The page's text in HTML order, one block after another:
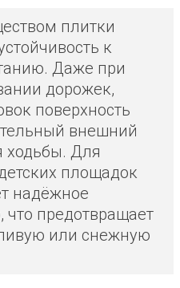
плитки
к
Даже при
дорожек,
поверхность
внешний
ходьбы. Для
площадок
надёжное
предотвращает
или снежную